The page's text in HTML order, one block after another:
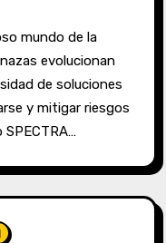
evolucionan
de soluciones
y mitigar riesgos